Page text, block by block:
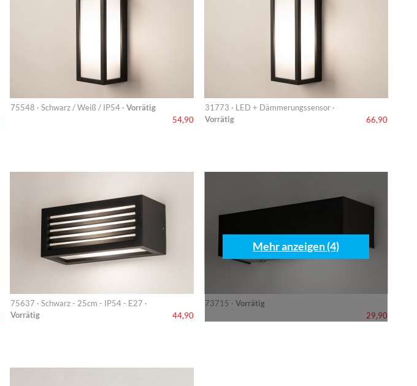
75548 · Schwarz / Weiß / IP54 · Vorrätig
54,90
31773 · LED + Dämmerungssensor ·
Vorrätig
66,90
75637 · Schwarz - 25cm - IP54 - E27 ·
Vorrätig
44,90
73715 · Vorrätig
29,90
Mehr anzeigen (4)